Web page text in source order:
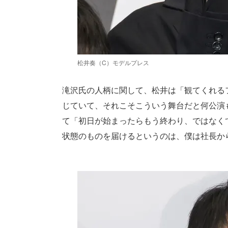
松井奏（C）モデルプレス
滝沢氏の人柄に関して、松井は「観てくれ
じていて、それこそこういう舞台だと何公
て「初日が始まったらもう終わり、ではな
状態のものを届けるというのは、僕は社長